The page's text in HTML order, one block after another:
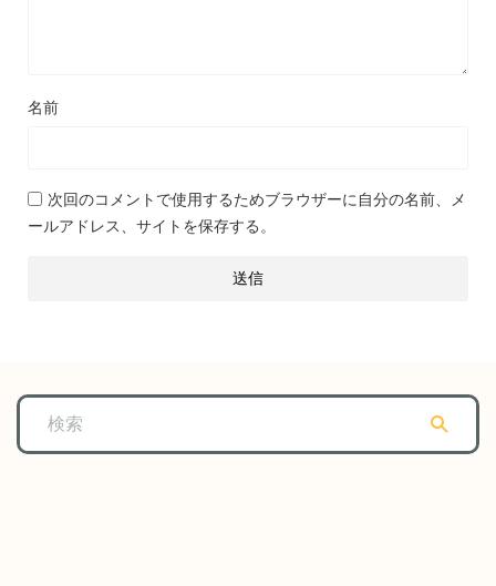
名前
次回のコメントで使用するためブラウザーに自分の名前、メ
ールアドレス、サイトを保存する。